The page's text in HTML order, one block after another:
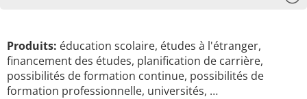
Produits: éducation scolaire, études à l'étranger,
financement des études, planification de carrière,
possibilités de formation continue, possibilités de
formation professionnelle, universités, …